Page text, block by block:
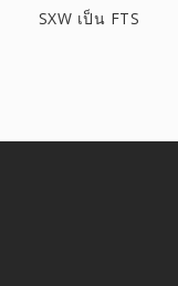
SXW เป็น FTS